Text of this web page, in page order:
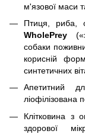
м'язової маси
Птиця, риба,
WholePrey
собаки
корисній
синтетичних
Апетитний
ліофілізована
Клітковина з
здорової